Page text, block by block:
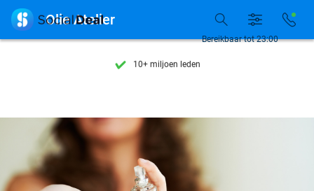
7 dagen per week beschikbaar
10+ miljoen leden
7 dagen per week beschikbaar
10+ miljoen leden
Bereikbaar tot 23:00
 Olie Atelier